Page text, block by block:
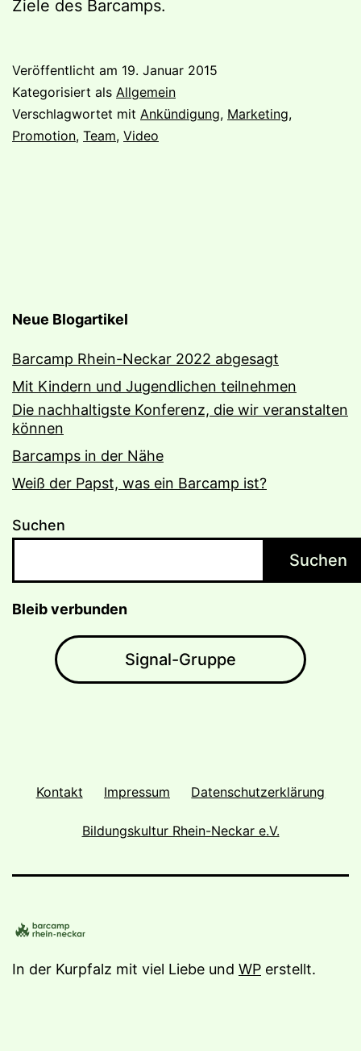
Ziele des Barcamps.
Veröffentlicht am 19. Januar 2015
Kategorisiert als Allgemein
Verschlagwortet mit Ankündigung, Marketing,
Promotion, Team, Video
Neue Blogartikel
Barcamp Rhein-Neckar 2022 abgesagt
Mit Kindern und Jugendlichen teilnehmen
Die nachhaltigste Konferenz, die wir veranstalten
können
Barcamps in der Nähe
Weiß der Papst, was ein Barcamp ist?
Suchen
Suchen
Bleib verbunden
Signal-Gruppe
Kontakt Impressum Datenschutzerklärung
Bildungskultur Rhein-Neckar e.V.
In der Kurpfalz mit viel Liebe und WP erstellt.